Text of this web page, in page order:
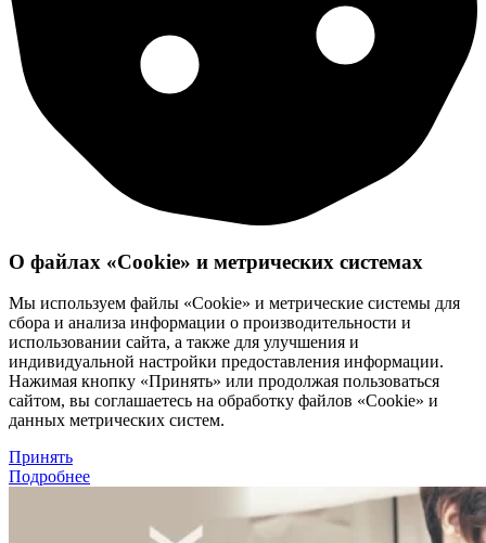
О файлах «Cookie» и метрических системах
Мы используем файлы «Cookie» и метрические системы для
сбора и анализа информации о производительности и
использовании сайта, а также для улучшения и
индивидуальной настройки предоставления информации.
Нажимая кнопку «Принять» или продолжая пользоваться
сайтом, вы соглашаетесь на обработку файлов «Cookie» и
данных метрических систем.
Принять
Подробнее